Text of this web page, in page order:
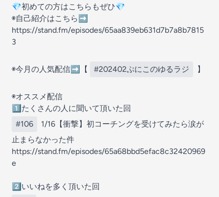
💎初めての方はこちらもぜひ💎
◉自己紹介はこちら➡️
https://stand.fm/episodes/65aa839eb631d7b7a8b7815
3
◉今月の人気配信➡️【 #202402ぷにこのゆるラジ 】
◉オススメ配信
1️⃣たくさんの人に聞いて頂いた回
#106
1/16【衝撃】初コーチングを受けてみたら涙が
止まらなかった件
https://stand.fm/episodes/65a68bbd5efac8c32420969
e
2️⃣いいねを多く頂いた回